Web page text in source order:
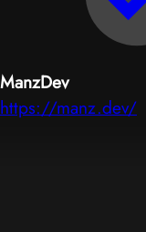
ManzDev
https://manz.dev/